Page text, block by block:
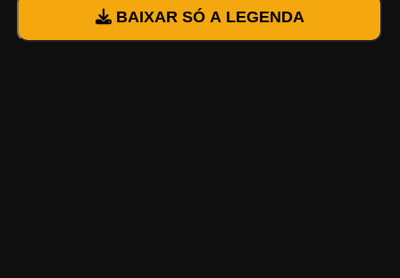
BAIXAR SÓ A LEGENDA